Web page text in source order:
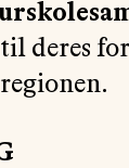
deres